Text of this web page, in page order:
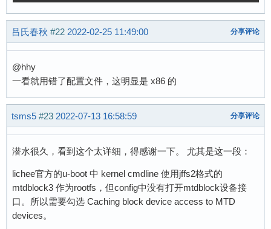
吕氏春秋 #22 2022-02-25 11:49:00 分享评论
@hhy
一看就用错了配置文件，这明显是 x86 的
tsms5 #23 2022-07-13 16:58:59 分享评论
潜水很久，看到这个太详细，得感谢一下。 尤其是这一段：
lichee官方的u-boot 中 kernel cmdline 使用jffs2格式的
mtdblock3 作为rootfs，但config中没有打开mtdblock设备接
口。所以需要勾选 Caching block device access to MTD
devices。